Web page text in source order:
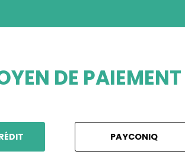
DE PAIEMENT
PAYCONIQ